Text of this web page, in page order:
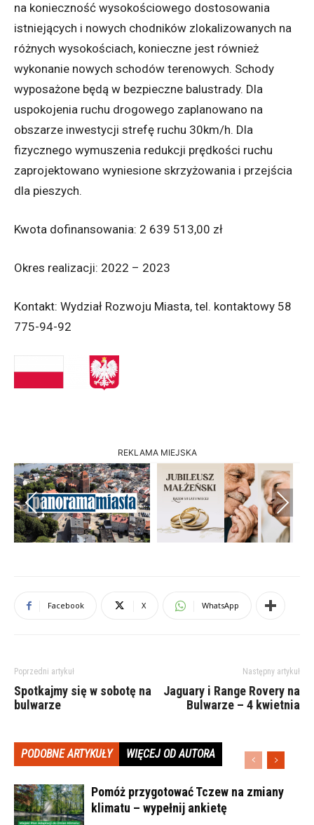
na konieczność wysokościowego dostosowania
istniejących i nowych chodników zlokalizowanych na
różnych wysokościach, konieczne jest również
wykonanie nowych schodów terenowych. Schody
wyposażone będą w bezpieczne balustrady. Dla
uspokojenia ruchu drogowego zaplanowano na
obszarze inwestycji strefę ruchu 30km/h. Dla
fizycznego wymuszenia redukcji prędkości ruchu
zaprojektowano wyniesione skrzyżowania i przejścia
dla pieszych.
Kwota dofinansowania: 2 639 513,00 zł
Okres realizacji: 2022 – 2023
Kontakt: Wydział Rozwoju Miasta, tel. kontaktowy 58
775-94-92
REKLAMA MIEJSKA
Previous Next
Facebook X WhatsApp
Poprzedni artykuł
Spotkajmy się w sobotę na
bulwarze
Następny artykuł
Jaguary i Range Rovery na
Bulwarze – 4 kwietnia
PODOBNE ARTYKUŁY WIĘCEJ OD AUTORA
Pomóż przygotować Tczew na zmiany
klimatu – wypełnij ankietę